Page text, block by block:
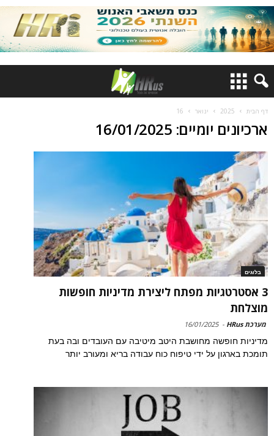
דף הבית 2025 ינואר 16
ארכיונים יומיים: 16/01/2025
בלוגים
3 אסטרטגיות מפתח ליצירת מדיניות חופשות
מוצלחת
מערכת HRus -
16/01/2025
מדיניות חופשה מחושבת היטב מיטיבה עם העובדים ובה בעת
תומכת בארגון על ידי טיפוח כוח עבודה בריא ומעורב יותר